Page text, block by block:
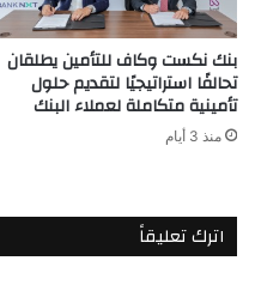
بنك نكست وكاف للتأمين يطلقان
تحالفًا استراتيجيًا لتقديم حلول
تأمينية متكاملة لعملاء البنك
منذ 3 أيام
اترك تعليقاً